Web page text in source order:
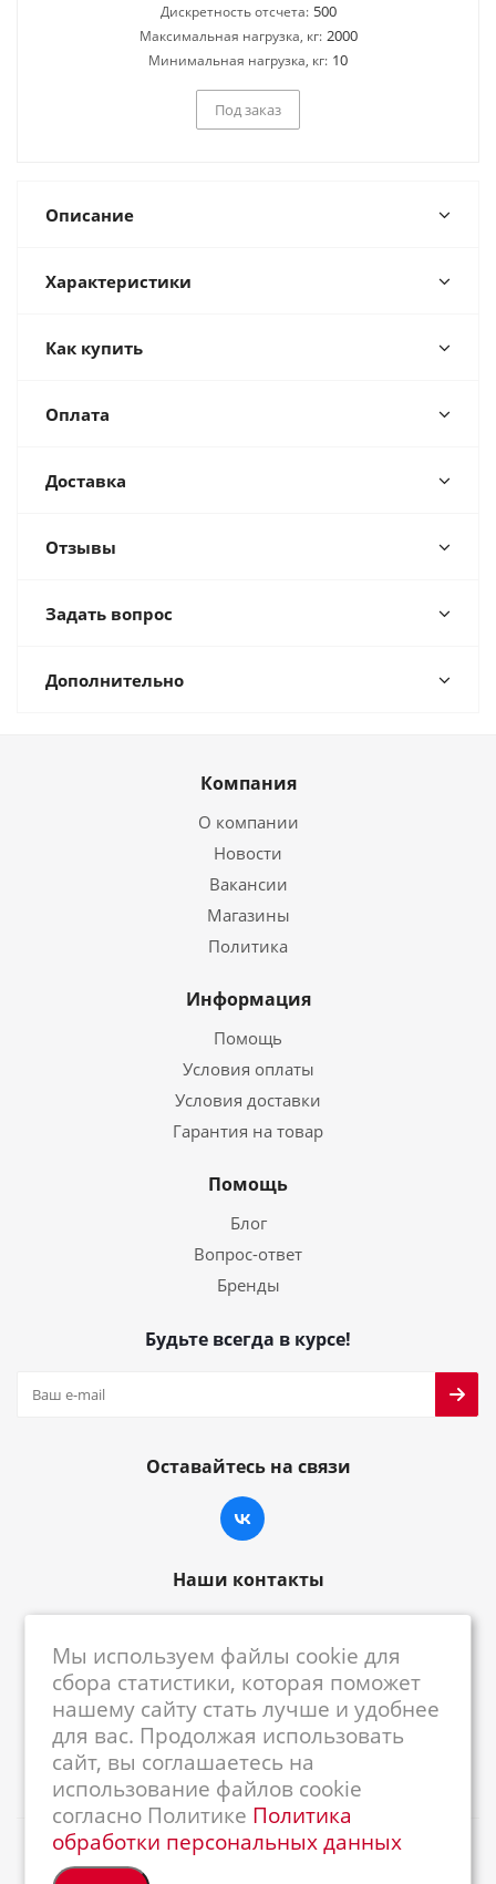
Дискретность отсчета: 500
Максимальная нагрузка, кг: 2000
Минимальная нагрузка, кг: 10
Под заказ
Описание
Характеристики
Как купить
Оплата
Доставка
Отзывы
Задать вопрос
Дополнительно
Компания
О компании
Новости
Вакансии
Магазины
Политика
Информация
Помощь
Условия оплаты
Условия доставки
Гарантия на товар
Помощь
Блог
Вопрос-ответ
Бренды
Будьте всегда в курсе!
Оставайтесь на связи
Наши контакты
centrkkm@centrkkm.ru
185005, г. Петрозаводск, ул. Промышленная,
1/26
2026 © Республиканский Центр ККМ
Мы используем файлы cookie для
сбора статистики, которая поможет
нашему сайту стать лучше и удобнее
для вас. Продолжая использовать
сайт, вы соглашаетесь на
использование файлов cookie
согласно Политике Политика
обработки персональных данных